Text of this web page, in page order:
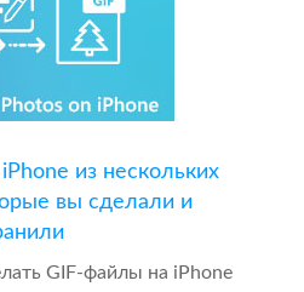
из нескольких
вы сделали и
GIF-файлы на iPhone